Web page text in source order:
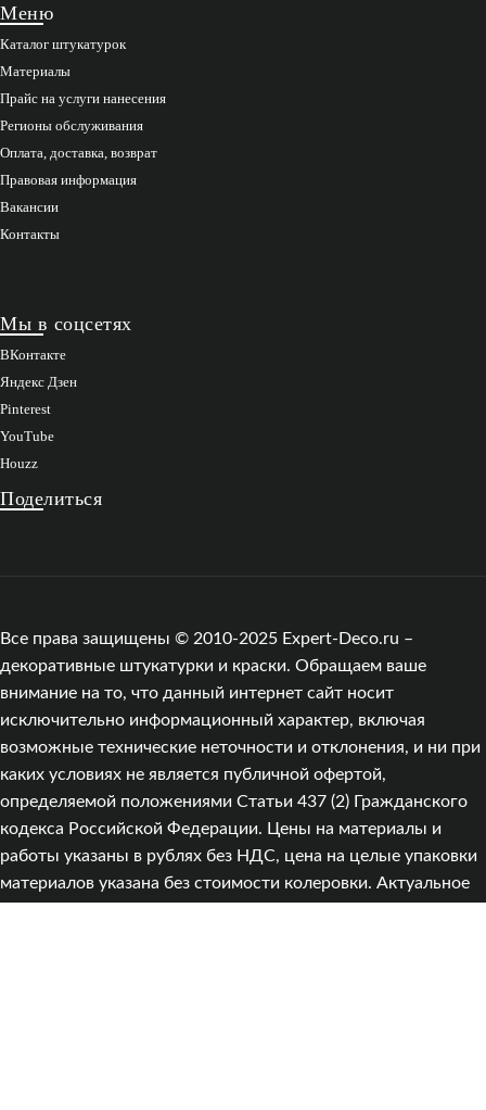
Меню
Каталог штукатурок
Материалы
Прайс на услуги нанесения
Регионы обслуживания
Оплата, доставка, возврат
Правовая информация
Вакансии
Контакты
Мы в соцсетях
ВКонтакте
Яндекс Дзен
Pinterest
YouTube
Houzz
Поделиться
Все права защищены © 2010-2025 Expert-Deco.ru –
декоративные штукатурки и краски. Обращаем ваше
внимание на то, что данный интернет сайт носит
исключительно информационный характер, включая
возможные технические неточности и отклонения, и ни при
каких условиях не является публичной офертой,
определяемой положениями Статьи 437 (2) Гражданского
кодекса Российской Федерации. Цены на материалы и
работы указаны в рублях без НДС, цена на целые упаковки
материалов указана без стоимости колеровки. Актуальное